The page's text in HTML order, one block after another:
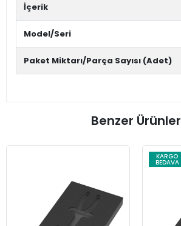
İçerik
Model/Seri
Paket Miktarı/Parça Sayısı (Adet)
Benzer Ürünler
KARGO
BEDAVA